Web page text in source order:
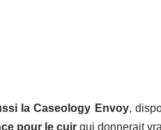
la Caseology Envoy,
pour le cuir qui donnerait